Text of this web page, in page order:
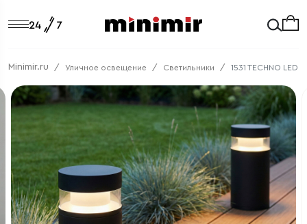
Minimir.ru Уличное освещение Светильники 1531 TECHNO LED